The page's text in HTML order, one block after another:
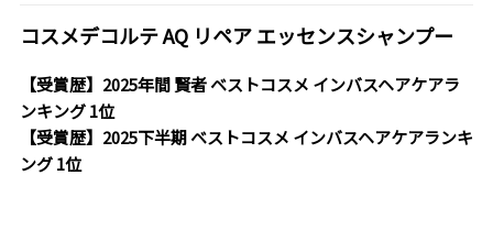
コスメデコルテ AQ リペア エッセンスシャンプー
【受賞歴】2025年間 賢者 ベストコスメ インバスヘアケアラ
ンキング 1位
【受賞歴】2025下半期 ベストコスメ インバスヘアケアランキ
ング 1位